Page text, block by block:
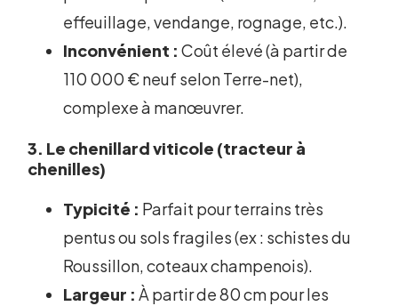
effeuillage, vendange, rognage, etc.).
Inconvénient : Coût élevé (à partir de
110 000 € neuf selon Terre-net),
complexe à manœuvrer.
3. Le chenillard viticole (tracteur à
chenilles)
Typicité : Parfait pour terrains très
pentus ou sols fragiles (ex : schistes du
Roussillon, coteaux champenois).
Largeur : À partir de 80 cm pour les